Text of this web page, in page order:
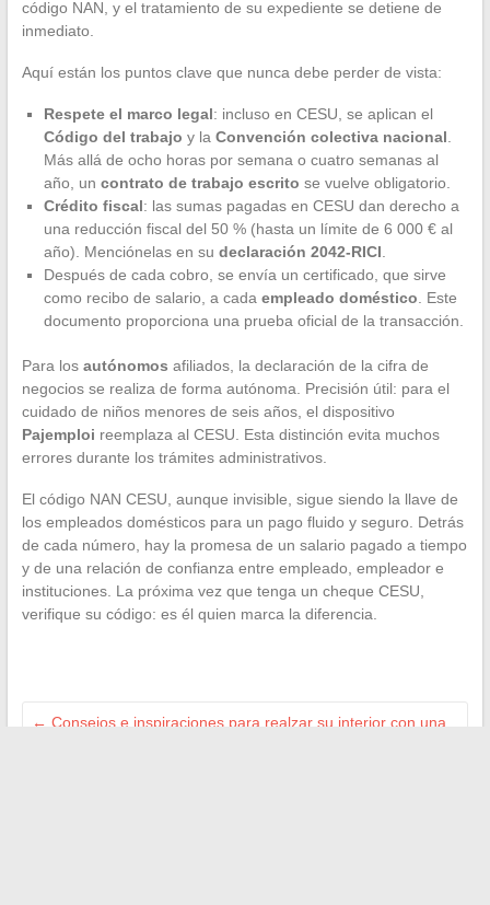
código NAN, y el tratamiento de su expediente se detiene de
inmediato.
Aquí están los puntos clave que nunca debe perder de vista:
Respete el marco legal: incluso en CESU, se aplican el
Código del trabajo y la Convención colectiva nacional
Más allá de ocho horas por semana o cuatro semanas al
año, un contrato de trabajo escrito se vuelve obligatorio.
Crédito fiscal: las sumas pagadas en CESU dan derecho a
una reducción fiscal del 50 % (hasta un límite de 6 000 € al
año). Menciónelas en su declaración 2042-RICI
Después de cada cobro, se envía un certificado, que sirve
como recibo de salario, a cada empleado doméstico . Este
documento proporciona una prueba oficial de la transacción.
Para los autónomos afiliados, la declaración de la cifra de
negocios se realiza de forma autónoma. Precisión útil: para el
cuidado de niños menores de seis años, el dispositivo
Pajemploi reemplaza al CESU. Esta distinción evita muchos
errores durante los trámites administrativos.
El código NAN CESU, aunque invisible, sigue siendo la llave de
los empleados domésticos para un pago fluido y seguro. Detrás
de cada número, hay la promesa de un salario pagado a tiempo
y de una relación de confianza entre empleado, empleador e
instituciones. La próxima vez que tenga un cheque CESU,
verifique su código: es él quien marca la diferencia.
← Consejos e inspiraciones para realzar su interior con una